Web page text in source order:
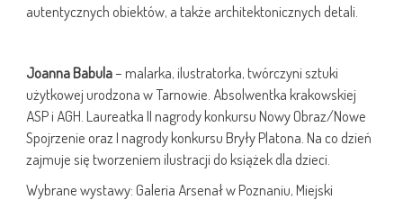
autentycznych obiektów, a także architektonicznych detali.
Joanna Babula– malarka, ilustratorka, twórczyni sztuki
użytkowej urodzona w Tarnowie. Absolwentka krakowskiej
ASP i AGH. Laureatka II nagrody konkursu Nowy Obraz/Nowe
Spojrzenie oraz I nagrody konkursu Bryły Platona. Na co dzień
zajmuje się tworzeniem ilustracji do książek dla dzieci.
Wybrane wystawy: Galeria Arsenał w Poznaniu, Miejski